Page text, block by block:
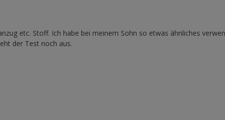
etc. Stoff. Ich habe bei meinem Sohn so etwas ähnliches
der Test noch aus.